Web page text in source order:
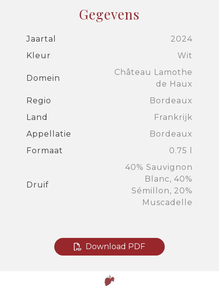
Gegevens
Jaartal
2024
Kleur
Wit
Domein
Château Lamothe
de Haux
Regio
Bordeaux
Land
Frankrijk
Appellatie
Bordeaux
Formaat
0.75 l
Druif
40% Sauvignon
Blanc, 40%
Sémillon, 20%
Muscadelle
Download PDF